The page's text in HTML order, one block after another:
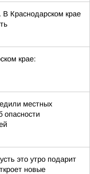
В Краснодарском крае
крае:
местных
опасности
это утро подарит
новые